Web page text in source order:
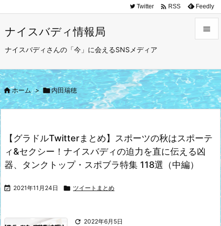
ナイスバディ情報局
ナイスバディさんの「今」に会えるSNSメディア


サイド

前へ
次へ

Twitter  RSS Feedly
ホーム > 内田瑞穂
【グラドルTwitterまとめ】スポーツの秋はスポーテ
ィ&セクシー！ナイスバディの迫力を直に伝える凶
器、タンクトップ・スポブラ特集 118選（中編）
 2021年11月24日  ツイートまとめ
 2022年6月5日